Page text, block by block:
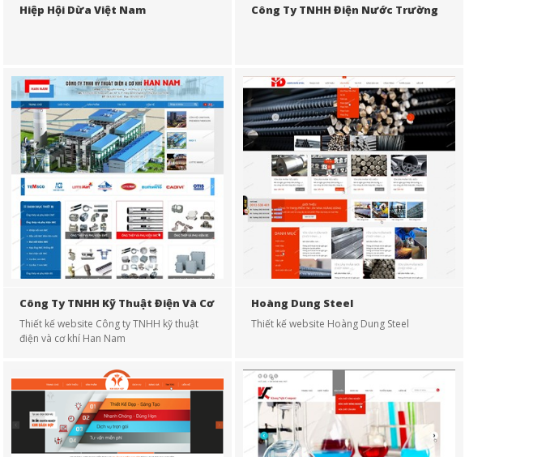
Hiệp Hội Dừa Việt Nam
Công Ty TNHH Điện Nước Trường
Công Ty TNHH Kỹ Thuật Điện Và Cơ
Khí Han Nam
Thiết kế website Công ty TNHH kỹ thuật
điện và cơ khí Han Nam
Hoàng Dung Steel
Thiết kế website Hoàng Dung Steel